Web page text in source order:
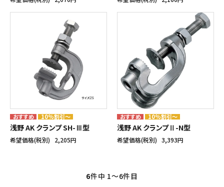
10%割引～
浅野 AK クランプ SH-Ⅲ型
希望価格(税別) 2,205円
10%割引～
浅野 AK クランプⅡ-N型
希望価格(税別) 3,393円
6件中 1〜6件目